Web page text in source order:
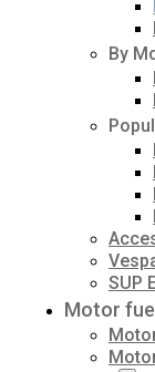
By
SUP
Motor